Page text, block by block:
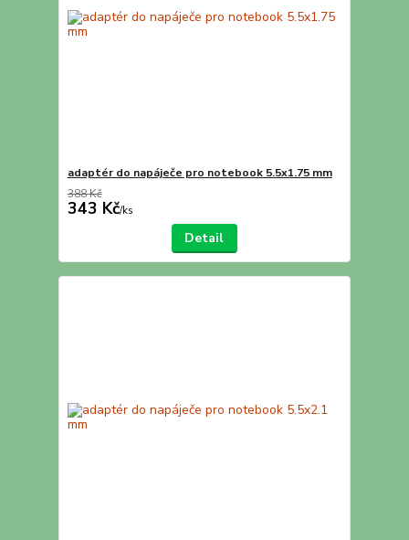
adaptér do napáječe pro notebook 5.5x1.75 mm
388 Kč
343 Kč/ks
Detail